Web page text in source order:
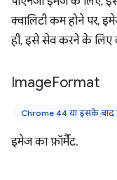
क्वालिटी कम होने पर,
ही, इसे सेव करने के लिए
ImageFormat
Chrome 44 या इसके बाद
इमेज का फ़ॉर्मैट.